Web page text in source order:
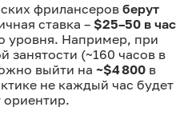
фрилансеров берут
ставка – $25–50 в час
уровня. Например, при
занятости (~160 часов в
выйти на ~$4 800 в
не каждый час будет